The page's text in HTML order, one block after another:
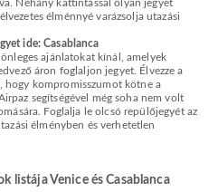
Néhány kattintással olyan jegyet
élménnyé varázsolja utazási
ide: Casablanca
ajánlatokat kínál, amelyek
áron foglaljon jegyet. Élvezze a
hogy kompromisszumot kötne a
segítségével még soha nem volt
Foglalja le olcsó repülőjegyét az
élményben és verhetetlen
listája Venice és Casablanca